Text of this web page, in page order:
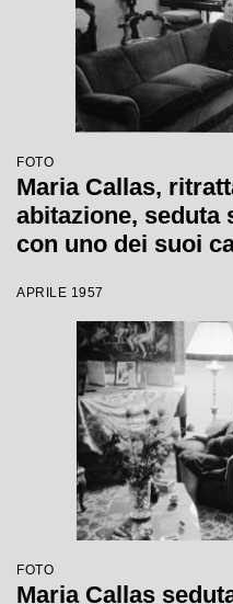
FOTO
Maria Callas,
abitazione, seduta
con uno dei suoi
APRILE 1957
FOTO
Maria Callas